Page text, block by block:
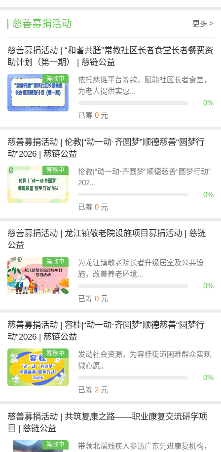
慈善募捐活动 更多 >
慈善募捐活动 | “和耆共膳”常教社区长者食堂长者餐费资
助计划（第一期） | 慈链公益
筹款中
依托慈链平台筹款，赋能社区长者食堂，
为老人提供实惠...
0%
已筹 0 元
慈善募捐活动 | 伦教|“动一动·齐圆梦”顺德慈善“圆梦行
动”2026 | 慈链公益
筹款中
伦教|“动一动·齐圆梦”顺德慈善“圆梦行动”
202...
0%
已筹 0 元
慈善募捐活动 | 龙江镇敬老院设施项目募捐活动 | 慈链
公益
筹款中
为龙江镇敬老院长者升级居室及公共设
施，改善养老环境...
0%
已筹 0 元
慈善募捐活动 | 容桂|“动一动·齐圆梦”顺德慈善“圆梦行
动”2026 | 慈链公益
筹款中
发动社会资源，为容桂街道困难群众实现
微心愿。
0%
已筹 2 元
慈善募捐活动 | 共筑复康之路——职业康复交流研学项
目 | 慈链公益
筹款中
带领北滘残疾人参访广东先进康复机构，